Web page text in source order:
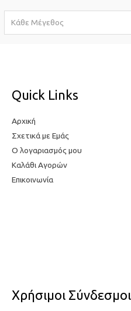
Κάθε Μέγεθος
Quick Links
Αρχική
Σχετικά με Εμάς
Ο λογαριασμός μου
Καλάθι Αγορών
Επικοινωνία
Χρήσιμοι Σύνδεσμοι